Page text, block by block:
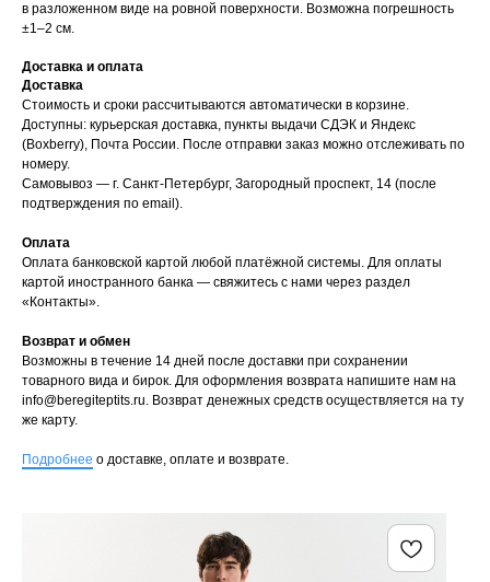
в разложенном виде на ровной поверхности. Возможна погрешность
±1–2 см.
Доставка и оплата
Доставка
Стоимость и сроки рассчитываются автоматически в корзине.
Доступны: курьерская доставка, пункты выдачи СДЭК и Яндекс
(Boxberry), Почта России. После отправки заказ можно отслеживать по
номеру.
Самовывоз — г. Санкт-Петербург, Загородный проспект, 14 (после
подтверждения по email).
Оплата
Оплата банковской картой любой платёжной системы. Для оплаты
картой иностранного банка — свяжитесь с нами через раздел
«Контакты».
Возврат и обмен
Возможны в течение 14 дней после доставки при сохранении
товарного вида и бирок. Для оформления возврата напишите нам на
info@beregiteptits.ru. Возврат денежных средств осуществляется на ту
же карту.
Подробнее о доставке, оплате и возврате.